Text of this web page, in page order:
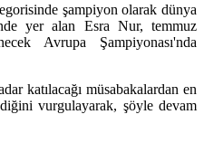
şampiyon olarak dünya
yer alan Esra Nur, temmuz
Avrupa Şampiyonası'nda
katılacağı müsabakalardan en
vurgulayarak, şöyle devam